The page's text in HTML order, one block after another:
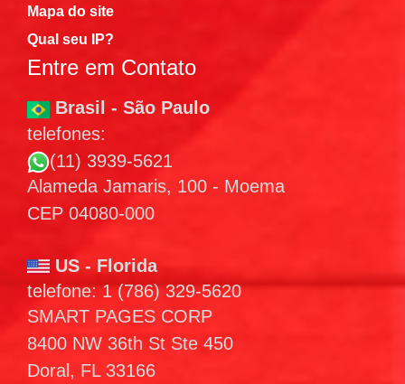
Mapa do site
Qual seu IP?
Entre em Contato
Brasil - São Paulo
telefones:
(11) 3939-5621
Alameda Jamaris, 100 - Moema
CEP 04080-000
US - Florida
telefone: 1 (786) 329-5620
SMART PAGES CORP
8400 NW 36th St Ste 450
Doral, FL 33166